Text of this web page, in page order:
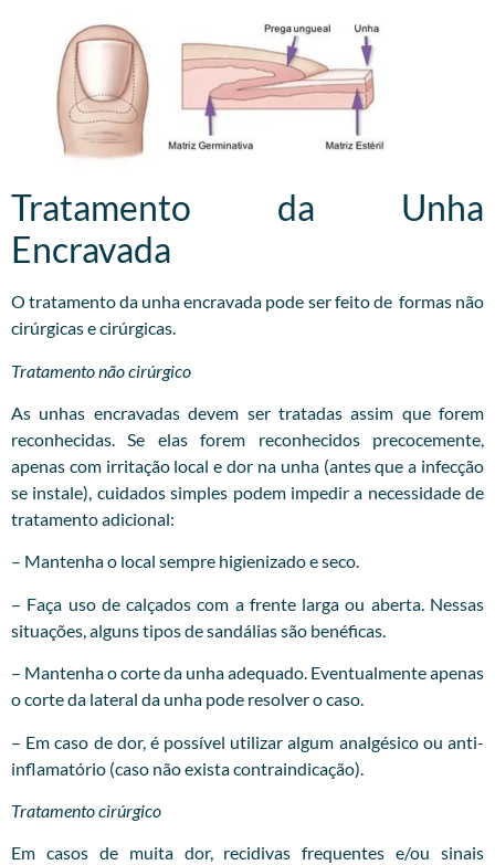
Tratamento da Unha
Encravada
O tratamento da unha encravada pode ser feito de formas não
cirúrgicas e cirúrgicas.
Tratamento não cirúrgico
As unhas encravadas devem ser tratadas assim que forem
reconhecidas. Se elas forem reconhecidos precocemente,
apenas com irritação local e dor na unha (antes que a infecção
se instale), cuidados simples podem impedir a necessidade de
tratamento adicional:
– Mantenha o local sempre higienizado e seco.
– Faça uso de calçados com a frente larga ou aberta. Nessas
situações, alguns tipos de sandálias são benéficas.
– Mantenha o corte da unha adequado. Eventualmente apenas
o corte da lateral da unha pode resolver o caso.
– Em caso de dor, é possível utilizar algum analgésico ou anti-
inflamatório (caso não exista contraindicação).
Tratamento cirúrgico
Em casos de muita dor, recidivas frequentes e/ou sinais